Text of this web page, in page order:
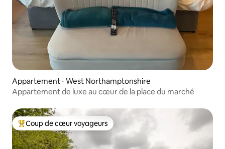
Appartement ⋅ West Northamptonshire
Appartement de luxe au cœur de la place du marché
Coups de cœur voyageurs les plus appréciés
Coup de cœur voyageurs